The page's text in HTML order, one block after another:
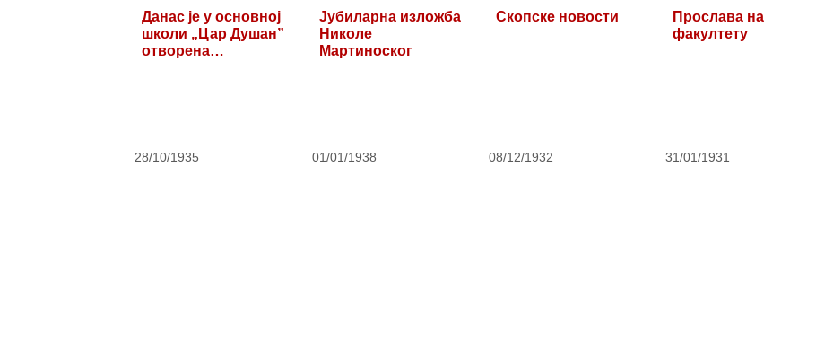
Данас је у основној
школи „Цар Душан”
отворена…
28/10/1935
Јубиларна изложба
Николе
Мартиноског
01/01/1938
Скопске новости
08/12/1932
Прослава на
факултету
31/01/1931